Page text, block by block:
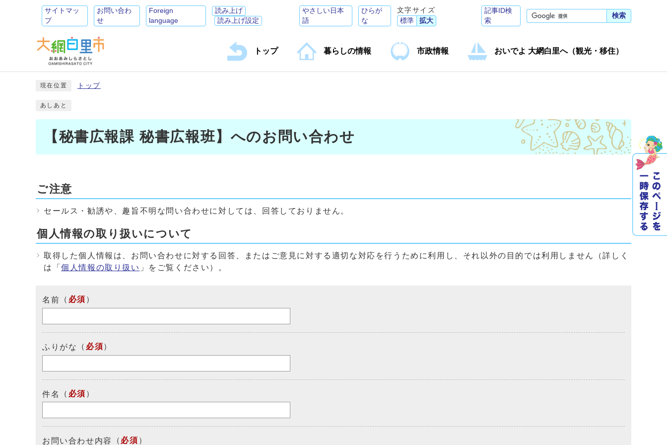
サイトマッ
プ
お問い合わ
せ
Foreign
language
読み上げ
読み上げ設定
やさしい日本
語
ひらが
な
文字サイズ
標準
拡大
記事ID検
索
検索
トップ 暮らしの情報 市政情報 おいでよ 大網白里へ（観光・移住）
現在位置 トップ
あしあと
【秘書広報課 秘書広報班】へのお問い合わせ
ご注意
セールス・勧誘や、趣旨不明な問い合わせに対しては、回答しておりません。
個人情報の取り扱いについて
取得した個人情報は、お問い合わせに対する回答、またはご意見に対する適切な対応を行うために利用し、それ以外の目的では利用しません（詳しく
は「個人情報の取り扱い 」をご覧ください）。
名前 （ 必須 ）
ふりがな （ 必須）
件名 （ 必須 ）
お問い合わせ内容 （ 必須 ）